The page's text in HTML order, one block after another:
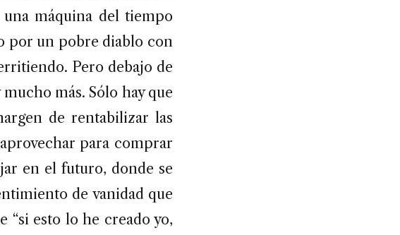
máquina del tiempo
por un pobre diablo con
Pero debajo de
mucho más. Sólo hay que
de rentabilizar las
para comprar
en el futuro, donde se
de vanidad que
“si esto lo he creado yo,